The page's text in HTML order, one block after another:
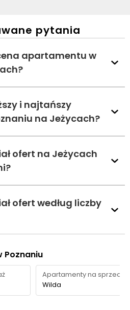
pytania
apartamentu w
i najtańszy
na Jeżycach?
ofert na Jeżycach
ofert według liczby
Poznaniu
Apartamenty na sprzedaż
Wilda